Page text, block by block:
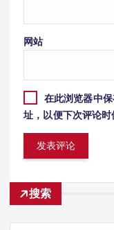
网站
在此浏览器中
址，以便下次评论时
搜索